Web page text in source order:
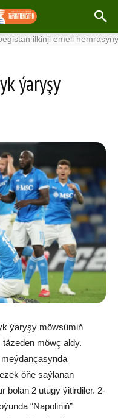
ilkinji emeli hemrasyny uçurdy
ýaryşy
ýaryşy möwsümiň
möwç aldy.
meýdançasynda
öňe saýlanan
bolan 2 utugy ýitirdiler. 2-
“Napoliniň”